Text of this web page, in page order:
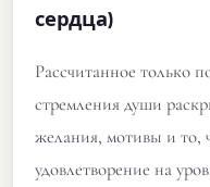
сердца)
Рассчитанное только
стремления души
желания, мотивы и то,
удовлетворение на